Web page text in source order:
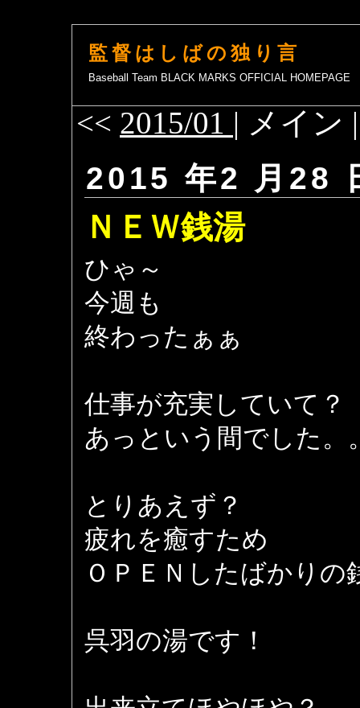
監督はしばの独り言
Baseball Team BLACK MARKS OFFICIAL HOMEPAGE
<< 2015/01 | メイン
2015 年2 月28
ＮＥＷ銭湯
ひゃ～
今週も
終わったぁぁ
仕事が充実していて？
あっという間でした。
とりあえず？
疲れを癒すため
ＯＰＥＮしたばかりの
呉羽の湯です！